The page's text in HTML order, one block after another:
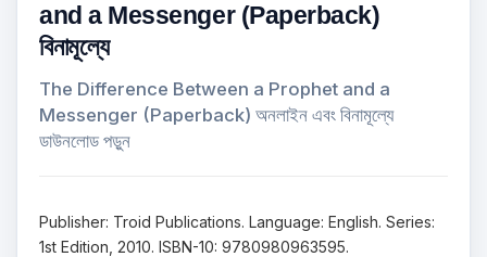
and a Messenger (Paperback)
বিনামূল্যে
The Difference Between a Prophet and a
Messenger (Paperback) অনলাইন এবং বিনামূল্যে
ডাউনলোড পড়ুন
Publisher: Troid Publications. Language: English. Series:
1st Edition, 2010. ISBN-10: 9780980963595.